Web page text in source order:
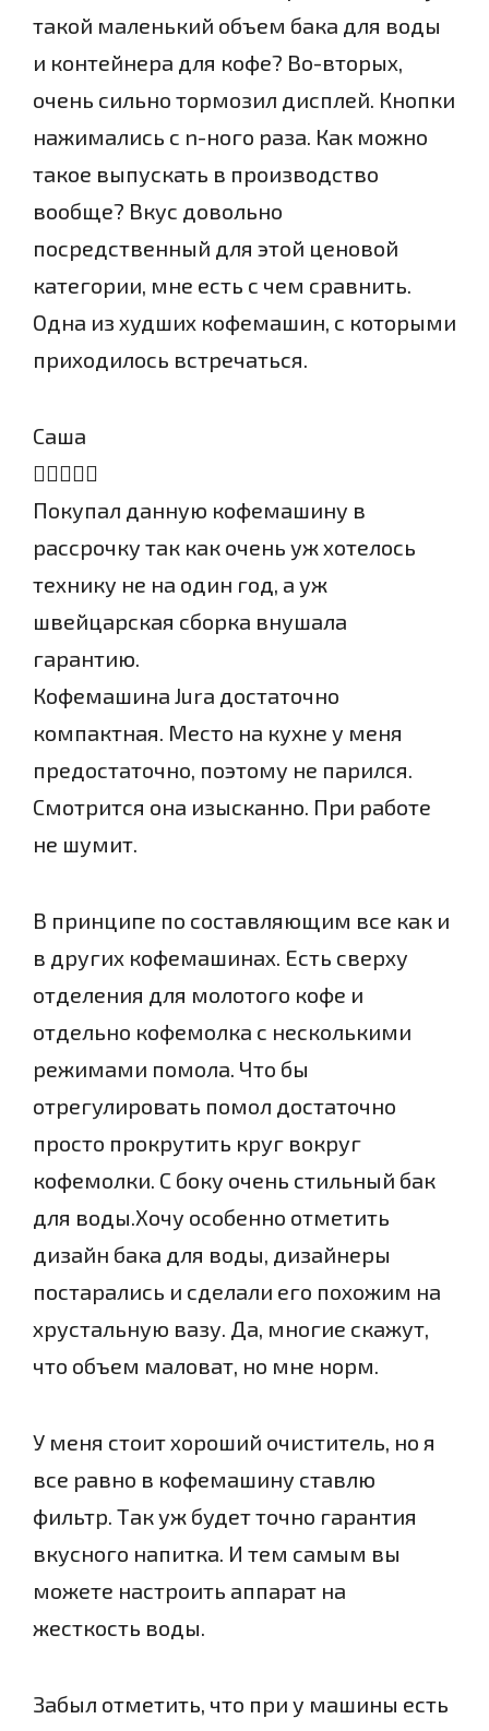
такой маленький объем бака для воды
и контейнера для кофе? Во-вторых,
очень сильно тормозил дисплей. Кнопки
нажимались с n-ного раза. Как можно
такое выпускать в производство
вообще? Вкус довольно
посредственный для этой ценовой
категории, мне есть с чем сравнить.
Одна из худших кофемашин, с которыми
приходилось встречаться.
Саша
Покупал данную кофемашину в
рассрочку так как очень уж хотелось
технику не на один год, а уж
швейцарская сборка внушала
гарантию.
Кофемашина Jura достаточно
компактная. Место на кухне у меня
предостаточно, поэтому не парился.
Смотрится она изысканно. При работе
не шумит.
В принципе по составляющим все как и
в других кофемашинах. Есть сверху
отделения для молотого кофе и
отдельно кофемолка с несколькими
режимами помола. Что бы
отрегулировать помол достаточно
просто прокрутить круг вокруг
кофемолки. С боку очень стильный бак
для воды.Хочу особенно отметить
дизайн бака для воды, дизайнеры
постарались и сделали его похожим на
хрустальную вазу. Да, многие скажут,
что объем маловат, но мне норм.
У меня стоит хороший очиститель, но я
все равно в кофемашину ставлю
фильтр. Так уж будет точно гарантия
вкусного напитка. И тем самым вы
можете настроить аппарат на
жесткость воды.
Забыл отметить, что при у машины есть